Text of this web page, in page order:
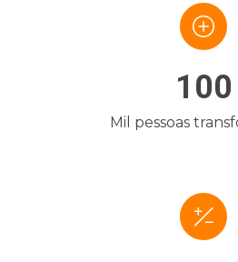
100
Mil pessoas